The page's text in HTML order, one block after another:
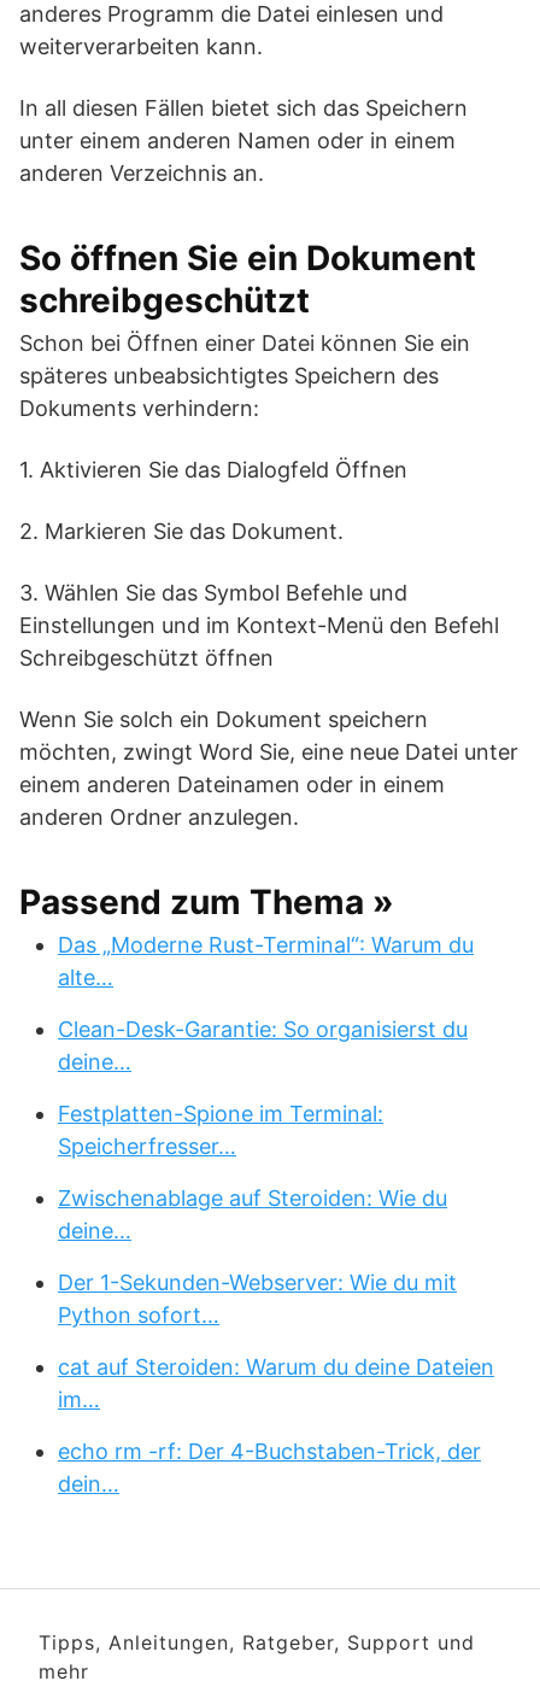
anderes Programm die Datei einlesen und
weiterverarbeiten kann.
In all diesen Fällen bietet sich das Speichern
unter einem anderen Namen oder in einem
anderen Verzeichnis an.
So öffnen Sie ein Dokument
schreibgeschützt
Schon bei Öffnen einer Datei können Sie ein
späteres unbeabsichtigtes Speichern des
Dokuments verhindern:
1. Aktivieren Sie das Dialogfeld Öffnen
2. Markieren Sie das Dokument.
3. Wählen Sie das Symbol Befehle und
Einstellungen und im Kontext-Menü den Befehl
Schreibgeschützt öffnen
Wenn Sie solch ein Dokument speichern
möchten, zwingt Word Sie, eine neue Datei unter
einem anderen Dateinamen oder in einem
anderen Ordner anzulegen.
Passend zum Thema »
Das „Moderne Rust-Terminal“: Warum du
alte…
Clean-Desk-Garantie: So organisierst du
deine…
Festplatten-Spione im Terminal:
Speicherfresser…
Zwischenablage auf Steroiden: Wie du
deine…
Der 1-Sekunden-Webserver: Wie du mit
Python sofort…
cat auf Steroiden: Warum du deine Dateien
im…
echo rm -rf: Der 4-Buchstaben-Trick, der
dein…
Tipps, Anleitungen, Ratgeber, Support und
mehr